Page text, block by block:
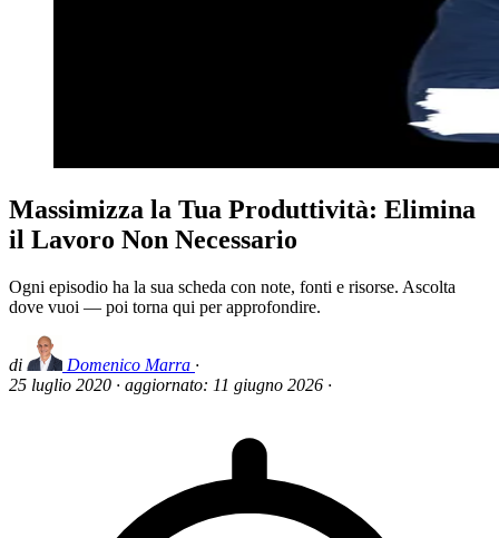
Massimizza la Tua Produttività: Elimina
il Lavoro Non Necessario
Ogni episodio ha la sua scheda con note, fonti e risorse. Ascolta
dove vuoi — poi torna qui per approfondire.
di Domenico Marra ·
25 luglio 2020 · aggiornato: 11 giugno 2026 ·